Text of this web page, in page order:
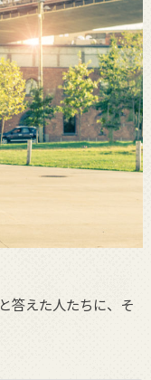
と答えた人たちに、そ